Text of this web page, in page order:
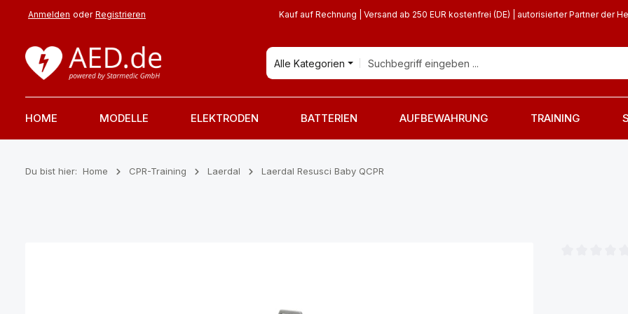
Hauptinhalt springen
Zur Suche springen
Zur Hauptnavigation springen
Anmelden oder Registrieren Kauf auf Rechnung | Versand ab 250 EUR kostenfrei (DE) | autorisierter Partner der
Alle Kategorien
HOME MODELLE ELEKTRODEN BATTERIEN AUFBEWAHRUNG TRAINING
Du bist hier: Home CPR-Training Laerdal Laerdal Resusci Baby QCPR